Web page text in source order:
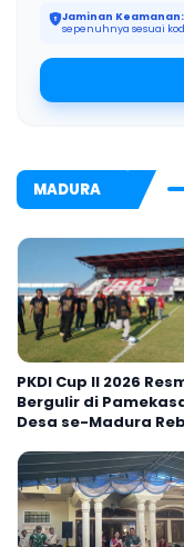
Jaminan Keamanan:
sepenuhnya sesuai
MADURA
PKDI Cup II 2026
Bergulir di
Desa se-Madura